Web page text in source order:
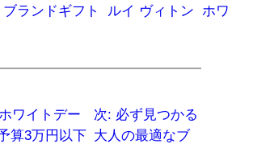
Twitter
ン
で
て
友
ル
ク
を
送
信
ブランドギフト ルイ ヴィトン
ホワ
ワイトデー
算3万円以下
次: 必ず見つかる
大人の最適なブ